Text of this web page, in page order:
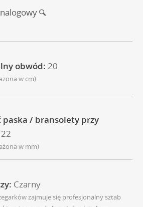
obwód: 20
w cm)
paska / bransolety przy
22
w mm)
Czarny
zajmuje się profesjonalny sztab